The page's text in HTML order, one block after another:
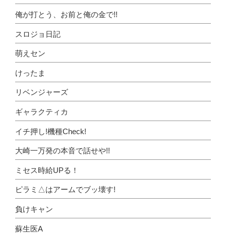
俺が打とう、お前と俺の金で!!
スロジョ日記
萌えセン
けったま
リベンジャーズ
ギャラクティカ
イチ押し!機種Check!
大崎一万発の本音で話せや!!
ミセス時給UPる！
ピラミ△はアームでブッ壊す!
負けキャン
蘇生医A